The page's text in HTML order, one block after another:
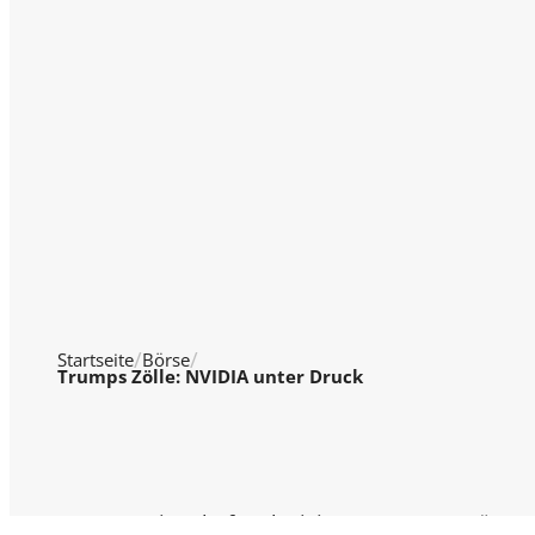
Startseite Börse
Trumps Zölle: NVIDIA unter Druck
© 2026 WTV Wirtschaft Television